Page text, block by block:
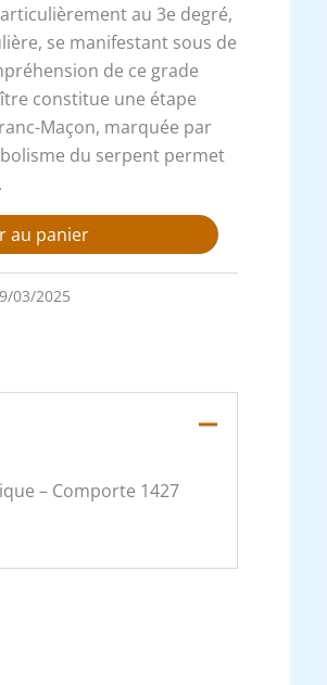
au 3e degré,
se manifestant sous de
de ce grade
constitue une étape
Maçon, marquée par
du serpent permet
au panier
03/2025
– Comporte 1427